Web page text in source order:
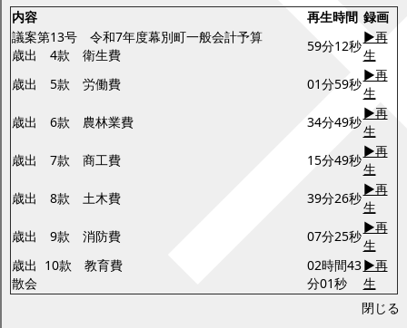
閉じる
内容
再生時間 録画
議案第13号 令和7年度幕別町一般会計予算
歳出 4款 衛生費
59分12秒
▶再
生
歳出 5款 労働費
01分59秒
▶再
生
歳出 6款 農林業費
34分49秒
▶再
生
歳出 7款 商工費
15分49秒
▶再
生
歳出 8款 土木費
39分26秒
▶再
生
歳出 9款 消防費
07分25秒
▶再
生
歳出 10款 教育費
散会
02時間43
分01秒
▶再
生